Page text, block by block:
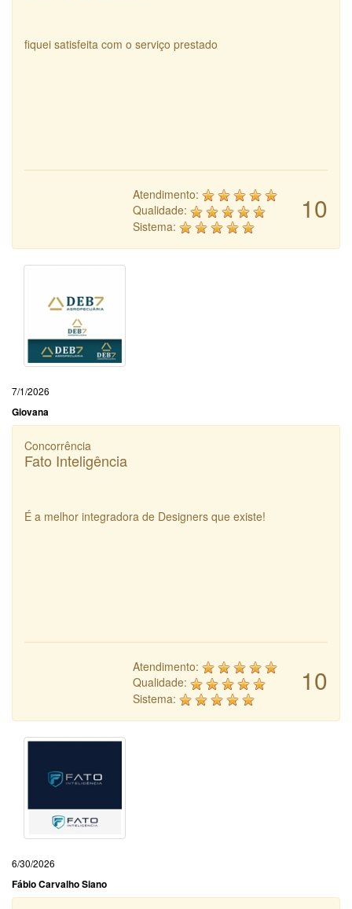
fiquei satisfeita com o serviço prestado
10
Atendimento:
Qualidade:
Sistema:
7/1/2026
Giovana
Concorrência
Fato Inteligência
É a melhor integradora de Designers que existe!
10
Atendimento:
Qualidade:
Sistema:
6/30/2026
Fábio Carvalho Siano